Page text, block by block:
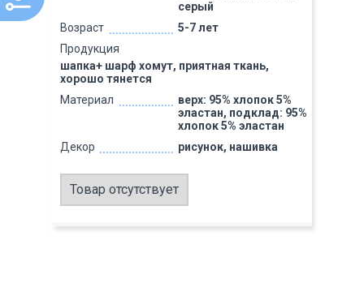
серый
Возраст
5-7 лет
Продукция
шапка+ шарф хомут, приятная ткань,
хорошо тянется
Материал
верх: 95% хлопок 5%
эластан, подклад: 95%
хлопок 5% эластан
Декор
рисунок, нашивка
Товар отсутствует